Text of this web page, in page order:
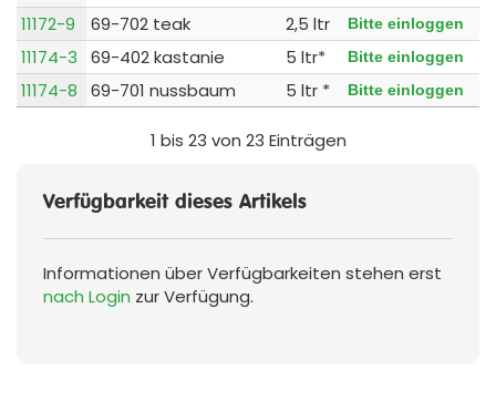
Verfügbarkeit dieses Artikels
Informationen über Verfügbarkeiten stehen erst
nach Login zur Verfügung.
11172-9 69-702 teak 2,5 ltr Bitte einloggen
11174-3 69-402 kastanie 5 ltr* Bitte einloggen
11174-8 69-701 nussbaum 5 ltr * Bitte einloggen
1 bis 23 von 23 Einträgen